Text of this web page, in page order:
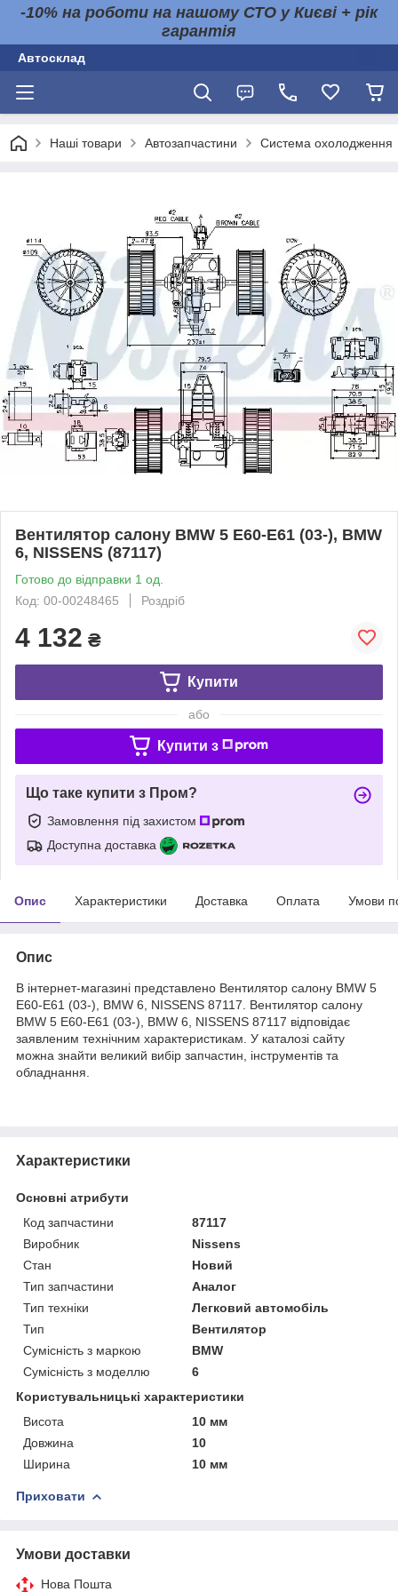
-10% на роботи на нашому СТО у Києві + рік
гарантія
Автосклад
Наші товари Автозапчастини Система охолодження
Вентилятор салону BMW 5 E60-E61 (03-), BMW
6, NISSENS (87117)
Готово до відправки 1 од.
Код: 00-00248465
Роздріб
4 132 ₴
Купити
або
Купити з
Що таке купити з Пром?
Замовлення під захистом
Доступна доставка
Опис Характеристики Доставка Оплата Умови
Опис
В інтернет-магазині представлено Вентилятор салону BMW 5
E60-E61 (03-), BMW 6, NISSENS 87117. Вентилятор салону
BMW 5 E60-E61 (03-), BMW 6, NISSENS 87117 відповідає
заявленим технічним характеристикам. У каталозі сайту
можна знайти великий вибір запчастин, інструментів та
обладнання.
Характеристики
Основні атрибути
Код запчастини
87117
Виробник
Nissens
Стан
Новий
Тип запчастини
Аналог
Тип техніки
Легковий автомобіль
Тип
Вентилятор
Сумісність з маркою
BMW
Сумісність з моделлю
6
Користувальницькі характеристики
Висота
10 мм
Довжина
10
Ширина
10 мм
Приховати
Умови доставки
Нова Пошта